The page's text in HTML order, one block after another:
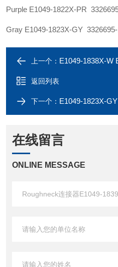
Purple E1049-1822X-PR
Gray E1049-1823X-GY
上一个： E1049-1838X-W Eaton伊顿
返回列表
下一个： E1049-1823X-GY Eaton伊
在线留言
ONLINE MESSAGE